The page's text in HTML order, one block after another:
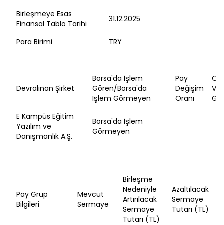
Birleşmeye Esas
Finansal Tablo Tarihi
31.12.2025
Para Birimi TRY
Devralınan Şirket
Borsa'da İşlem
Gören/Borsa'da
İşlem Görmeyen
Pay
Değişim
Oranı
E Kampüs Eğitim
Yazılım ve
Danışmanlık A.Ş.
Borsa'da İşlem
Görmeyen
Pay Grup
Bilgileri
Mevcut
Sermaye
Birleşme
Nedeniyle
Artırılacak
Sermaye
Tutarı (TL)
Azaltılacak
Sermaye
Tutarı (TL)